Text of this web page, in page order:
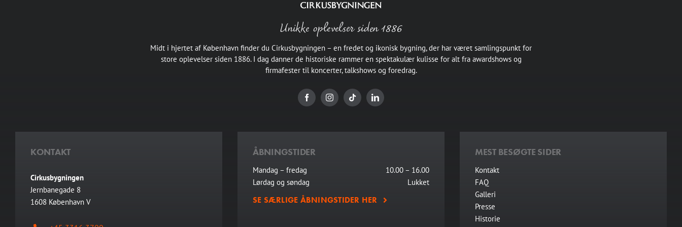
det?
Unikke oplevelser siden 1886
Midt i hjertet af København finder du Cirkusbygningen – en fredet og ikonisk bygning, der har været samlingspunkt for
store oplevelser siden 1886. I dag danner de historiske rammer en spektakulær kulisse for alt fra awardshows og
firmafester til koncerter, talkshows og foredrag.
KONTAKT
Cirkusbygningen
Jernbanegade 8
1608 København V
ÅBNINGSTIDER
Mandag – fredag
10.00 – 16.00
Lørdag og søndag
Lukket
SE SÆRLIGE ÅBNINGSTIDER HER
MEST BESØGTE SIDER
Kontakt
FAQ
Galleri
Presse
Historie